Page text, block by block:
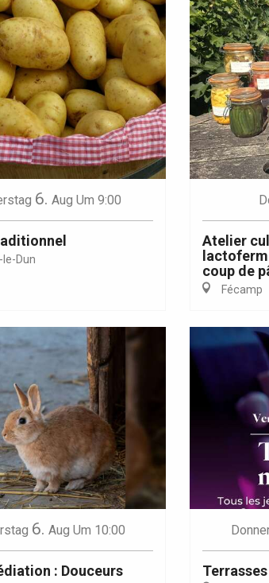
Lille 2h30
Bresle
6. Aug Um 9:00
Dun
Atelier
coup de
Fécamp
6. Aug Um 10:00
: Douceurs